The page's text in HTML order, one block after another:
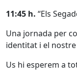
11:45 h. “Els
Una jornada per
identitat i el
Us hi esperem a